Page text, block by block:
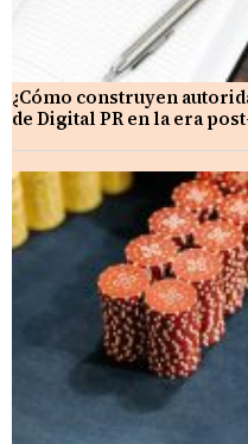
¿Cómo construyen
de Digital PR en la era